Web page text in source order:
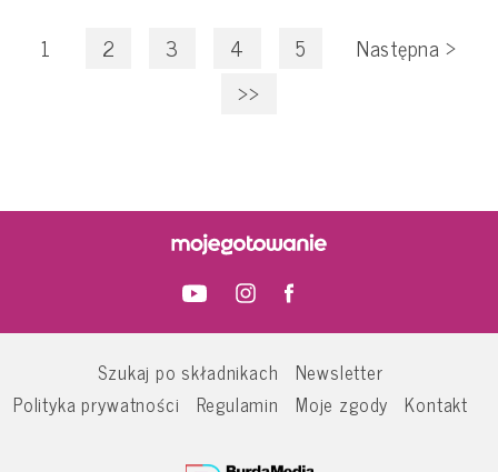
1 2 3 4 5 Następna>
>>
Szukaj po składnikach
Newsletter
Polityka prywatności
Regulamin Moje zgody Kontakt